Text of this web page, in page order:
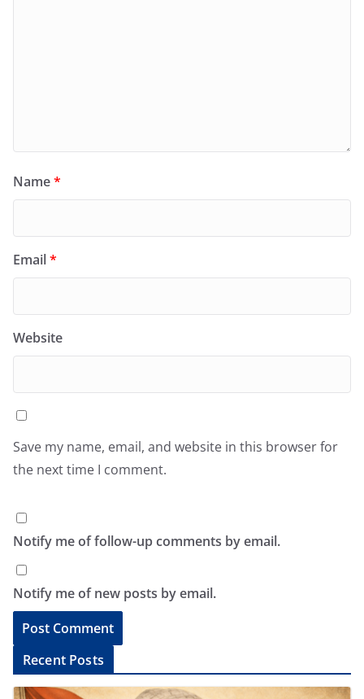
Name*
Email*
Website
Save my name, email, and website in this browser for
the next time I comment.
Notify me of follow-up comments by email.
Notify me of new posts by email.
l
Recent Posts